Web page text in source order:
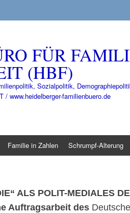
FÜR
(HBF)
Sozialpolitik,
www.heidelberger-familienbuero.de
Familie in Zahlen Schrumpf-Alterung
ALS POLIT-MEDIALES
Auftragsarbeit des